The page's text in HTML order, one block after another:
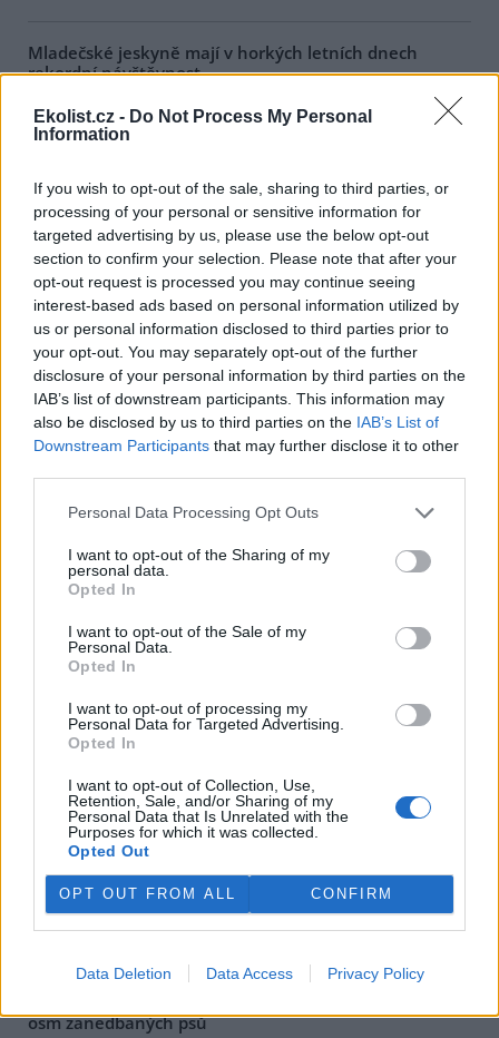
Ekolist.cz - Do Not Process My Personal
Information
If you wish to opt-out of the sale, sharing to third parties, or
processing of your personal or sensitive information for
targeted advertising by us, please use the below opt-out
section to confirm your selection. Please note that after your
opt-out request is processed you may continue seeing
interest-based ads based on personal information utilized by
us or personal information disclosed to third parties prior to
your opt-out. You may separately opt-out of the further
disclosure of your personal information by third parties on the
IAB’s list of downstream participants. This information may
also be disclosed by us to third parties on the IAB’s List of
Downstream Participants that may further disclose it to other
Personal Data Processing Opt Outs
I want to opt-out of the Sharing of my
personal data.
Opted In
I want to opt-out of the Sale of my
Personal Data.
Opted In
I want to opt-out of processing my
Personal Data for Targeted Advertising.
Opted In
I want to opt-out of Collection, Use,
Retention, Sale, and/or Sharing of my
Personal Data that Is Unrelated with the
Purposes for which it was collected.
Opted Out
OPT OUT FROM ALL CONFIRM
Data Deletion Data Access Privacy Policy
Mladečské jeskyně mají v horkých letních dnech
rekordní návštěvnost
Rekordní návštěvnost mají v
Olomoucku, které
návštěvníkům poskytují aspoň
dočasnou úlevu od úmorného vedra. Zatímco na zemském
povrchu teplota kvůli přílivu horkého vzduchu výrazně překračuje
hranici 30 stupňů Celsia, v chladných chodbách a dómech
Mladečských jeskyní se celoročně pohybuje kolem deseti stupňů
Celsia. Lidé proto při plánování letního výletu často volí právě
Zubří stádo v olomoucké zoo se rozrostlo o dvě
mláďata, už dovádí ve výběhu
1.8.2026 17:28 | OLOMOUC (ČTK)
O dvě mláďata se letos
Kopečku u Olomouce. Oba
dohledem svých matek skotačí ve výběhu s ostatními členy stáda.
Olomoucká zoo začala chovat zubry v roce 1973. O třináct let
později chov tohoto největšího divokého evropského kopytníka
tam narodilo 21 mláďat.
siluetami zvěře
1.8.2026 17:22 | PLZEŇ (
Seneckého rybníka vzdělávací
stezku, která hravou formou
seznamuje děti i dospělé s
obyvateli lesa. Využívá siluety
zvířat, QR kódy a mobilní aplikaci. Stezka je určena rodinám s dětmi
i dětským skupinám, které chodí do přírody. Za 244 000 korun ji
zajistila městská organizace Správa veřejného statku (SVS) města
Plzně, řekl ČTK vedoucí úseku lesů, zeleně a vodního hospodářství
osm zanedbaných psů